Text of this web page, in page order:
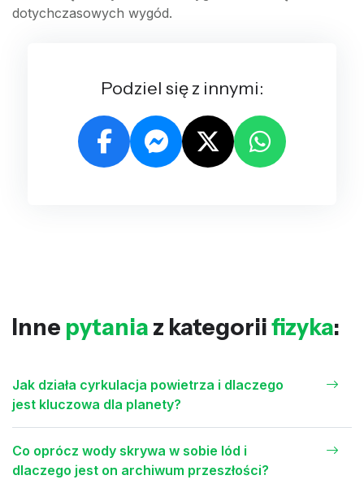
dotychczasowych wygód.
Podziel się z innymi:
Inne pytania z kategoriifizyka:
Jak działa cyrkulacja powietrza i dlaczego
jest kluczowa dla planety?
Co oprócz wody skrywa w sobie lód i
dlaczego jest on archiwum przeszłości?